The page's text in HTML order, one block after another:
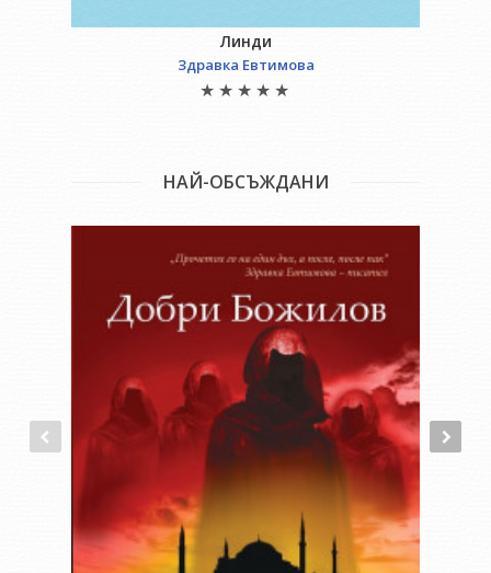
Линди
Здравка Евтимова
НАЙ-ОБСЪЖДАНИ